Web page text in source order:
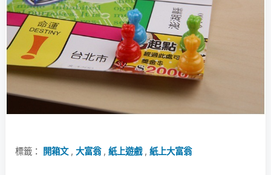
標籤： 開箱文, 大富翁, 紙上遊戲, 紙上大富翁